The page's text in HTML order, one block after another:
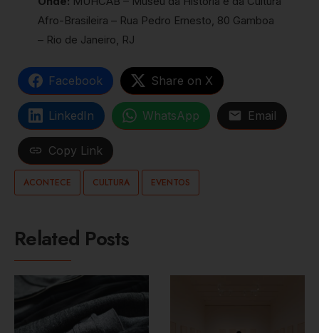
Afro-Brasileira – Rua Pedro Ernesto, 80 Gamboa
– Rio de Janeiro, RJ
Facebook Share on X
LinkedIn WhatsApp Email
Copy Link
ACONTECE CULTURA EVENTOS
Related Posts